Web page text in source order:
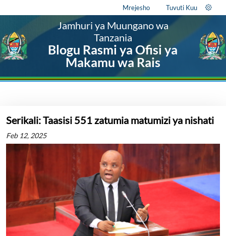
Mrejesho Tuvuti Kuu
Jamhuri ya Muungano wa
Tanzania
Blogu Rasmi ya Ofisi ya
Makamu wa Rais
Serikali: Taasisi 551 zatumia matumizi ya nishati
Feb 12, 2025